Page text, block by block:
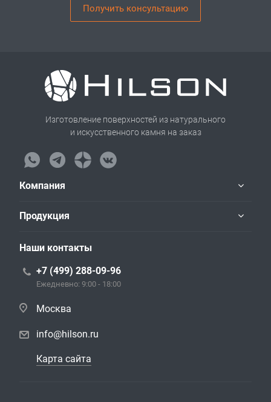
Получить консультацию
Изготовление поверхностей из натурального
и искусственного камня на заказ
Компания
Продукция
Наши контакты
+7 (499) 288-09-96
Ежедневно: 9:00 - 18:00
Москва
info@hilson.ru
Карта сайта